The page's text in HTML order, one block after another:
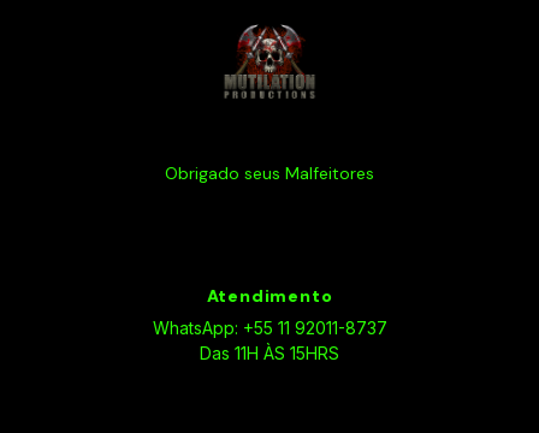
Obrigado seus Malfeitores
Atendimento
WhatsApp: +55 11 92011-8737
Das 11H ÀS 15HRS